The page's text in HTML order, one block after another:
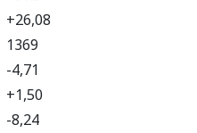
+26,08
1369
-4,71
+1,50
-8,24